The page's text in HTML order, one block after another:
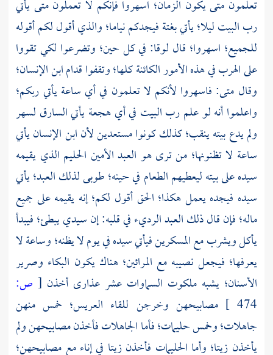
تعلمون متى يكون الزمان؛ اسهروا فإنكم لا تعملون متى يأتي
رب البيت ليلا؛ يأتي بغتة فيجدكم نياما؛ والذي أقول لكم أقوله
للجميع؛ اسهروا؛ قال لوقا: في كل حين؛ وتضرعوا لكي تقووا
على الهرب في هذه الأمور الكائنة كلها؛ وتقفوا قدام ابن الإنسان؛
وقال متى: فاسهروا لأنكم لا تعلمون في أي ساعة يأتي ربكم؛
واعلموا أنه لو علم رب البيت في أي هجعة يأتي السارق لسهر
ولم يدع بيته ينقب؛ كذلك كونوا مستعدين لأن ابن الإنسان يأتي
ساعة لا تظنونها؛ من ترى هو العبد الأمين الحليم الذي يقيمه
سيده على بيته ليعطيهم الطعام في حينه؛ طوبى لذلك العبد؛ يأتي
سيده فيجده يعمل هكذا؛ الحق أقول لكم؛ إنه يقيمه على جميع
ماله؛ فإن قال ذلك العبد الرديء في قلبه: إن سيدي يبطئ؛ فيبدأ
يأكل ويشرب مع المسكرين فيأتي سيده في يوم لا يظنه؛ وساعة لا
يعرفها؛ فيجعل نصيبه مع المرائين؛ هناك يكون البكاء وصرير
الأسنان؛ يشبه ملكوت السماوات عشر عذارى أخذن [ ص:
474 ]
مصابيحهن وخرجن للقاء العريس؛ خمس منهن
جاهلات؛ وخمس حليمات؛ فأما الجاهلات فأخذن مصابيحهن ولم
يأخذن زيتا؛ وأما الحليمات فأخذن زيتا في إناء مع مصابيحهن؛